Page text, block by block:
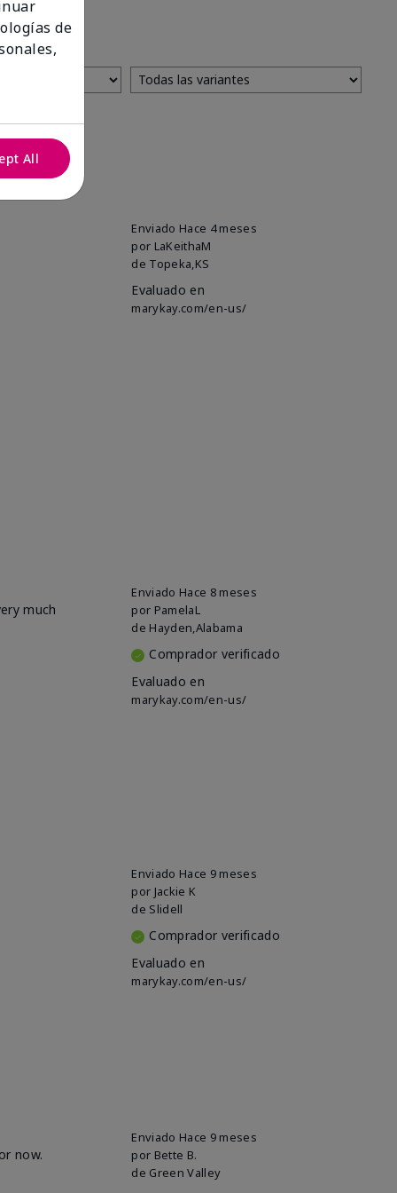
Enviado Hace 4 meses
por LaKeithaM
de Topeka,KS
Evaluado en
marykay.com/en-us/
Enviado Hace 8 meses
por PamelaL
de Hayden,Alabama
Comprador verificado
Evaluado en
marykay.com/en-us/
much
Enviado Hace 9 meses
por Jackie K
de Slidell
Comprador verificado
Evaluado en
marykay.com/en-us/
Enviado Hace 9 meses
por Bette B.
de Green Valley
now.
de
All